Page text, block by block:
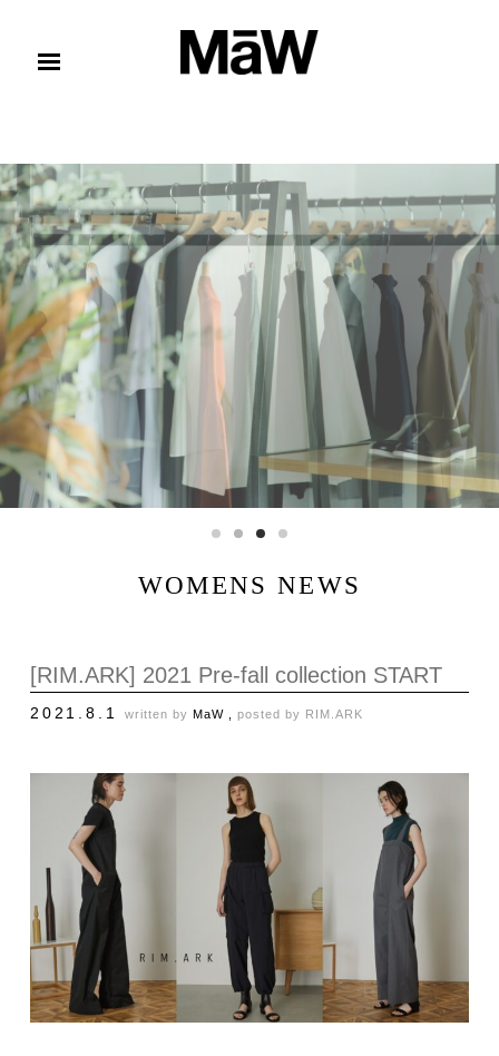
WOMENS NEWS
[RIM.ARK] 2021 Pre-fall collection START
2021.8.1written byMaW ,posted by RIM.ARK